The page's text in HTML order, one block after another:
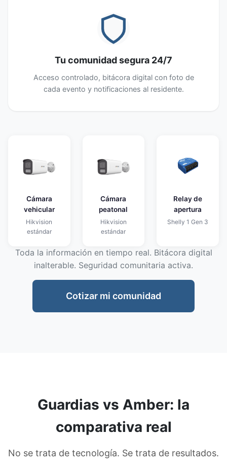
Tu comunidad segura 24/7
Acceso controlado, bitácora digital con foto de
cada evento y notificaciones al residente.
Cámara
vehicular
Hikvision
estándar
Cámara
peatonal
Hikvision
estándar
Relay de
apertura
Shelly 1 Gen 3
Toda la información en tiempo real. Bitácora digital
inalterable. Seguridad comunitaria activa.
Cotizar mi comunidad
Guardias vs Amber: la
comparativa real
No se trata de tecnología. Se trata de resultados.